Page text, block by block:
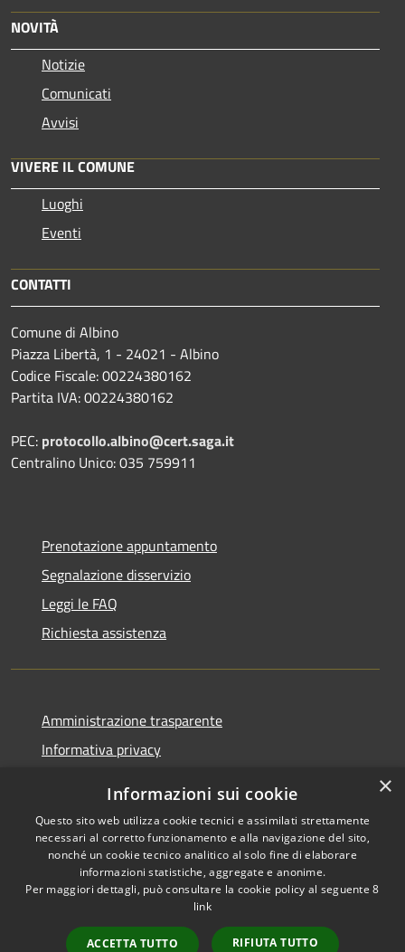
NOVITÀ
Notizie
Comunicati
Avvisi
VIVERE IL COMUNE
Luoghi
Eventi
CONTATTI
Comune di Albino
Piazza Libertà, 1 - 24021 - Albino
Codice Fiscale: 00224380162
Partita IVA: 00224380162
PEC: protocollo.albino@cert.saga.it
Centralino Unico: 035 759911
Prenotazione appuntamento
Segnalazione disservizio
Leggi le FAQ
Richiesta assistenza
Amministrazione trasparente
Informativa privacy
Dichiarazione di accessibilità
RSS
Copyright © 2026 • Comune di
Municipium• Accesso
×
Informazioni sui cookie
Questo sito web utilizza cookie tecnici e assimilati strettamente
necessari al corretto funzionamento e alla navigazione del sito,
nonché un cookie tecnico analitico al solo fine di elaborare
informazioni statistiche, aggregate e anonime.
Per maggiori dettagli, può consultare la cookie policy al seguente8
link
ACCETTA TUTTO RIFIUTA TUTTO